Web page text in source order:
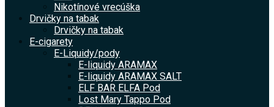
Nikotínové vrecúška
Drvičky na tabak
Drvičky na tabak
E-cigarety
E-Liquidy/pody
E-liquidy ARAMAX
E-liquidy ARAMAX SALT
ELF BAR ELFA Pod
Lost Mary Tappo Pod